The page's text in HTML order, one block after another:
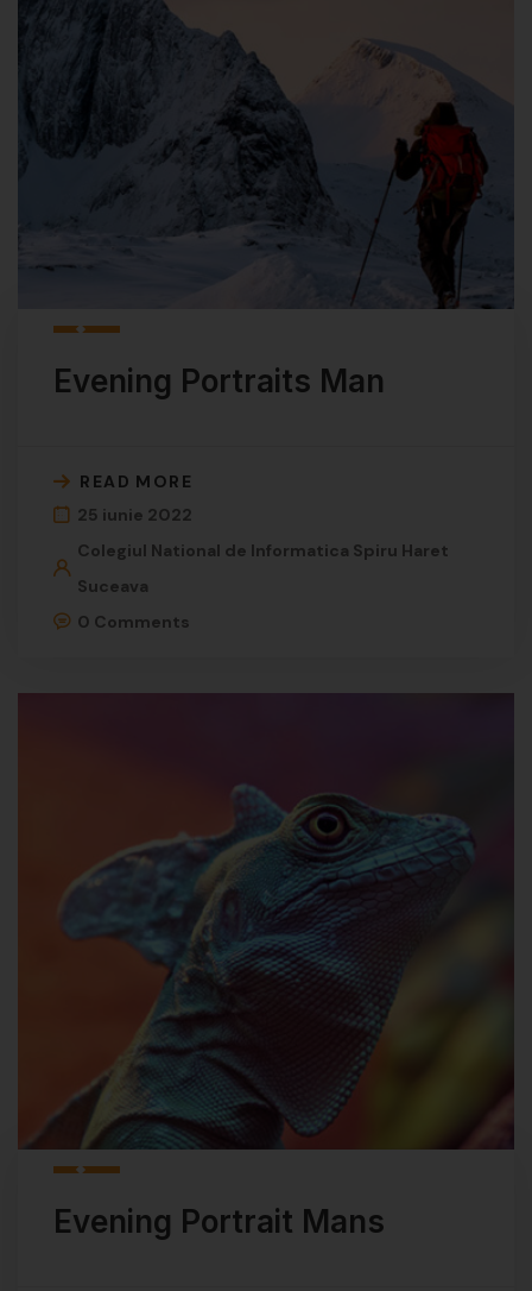
Evening Portraits Man
READ MORE
25 iunie 2022
Colegiul National de Informatica Spiru Haret
Suceava
0 Comments
Evening Portrait Mans